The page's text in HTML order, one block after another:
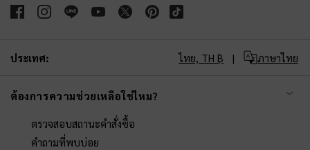
ประเทศ: ไทย, TH ฿ ภาษาไทย
ต้องการความช่วยเหลือใช่ไหม?
ตรวจสอบสถานะคำสั่งซื้อ
คำถามที่พบบ่อย